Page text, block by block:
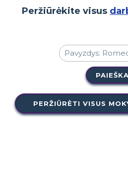
Peržiūrėkite visus
PAIEŠKA
PERŽIŪRĖTI VISUS